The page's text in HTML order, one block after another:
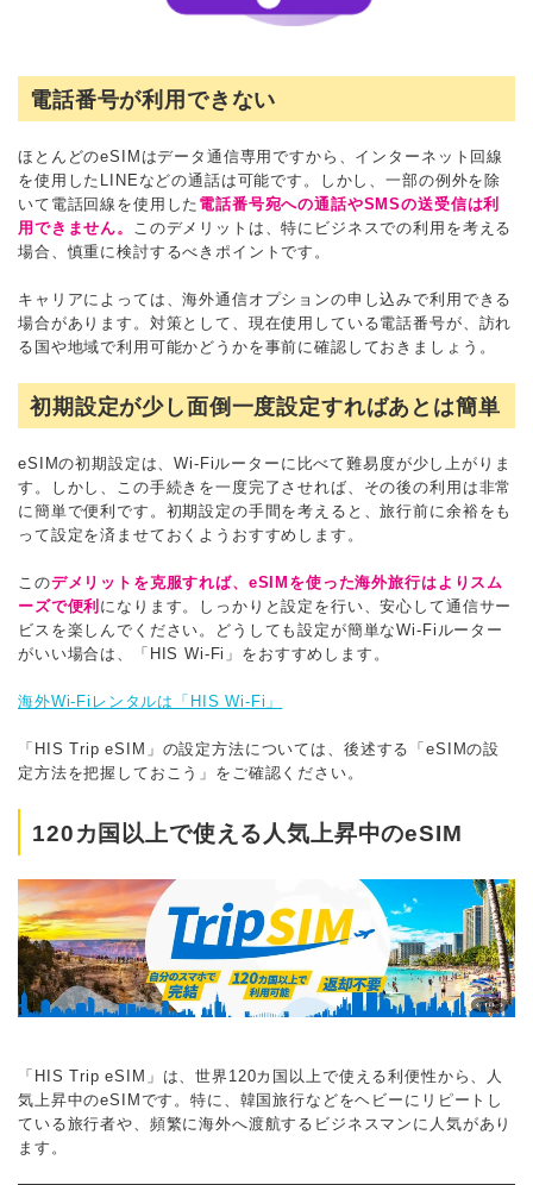
電話番号が利用できない
ほとんどのeSIMはデータ通信専用ですから、インターネット回線
を使用したLINEなどの通話は可能です。しかし、一部の例外を除
いて電話回線を使用した 電話番号宛への通話やSMSの送受信は利
用できません。
このデメリットは、特にビジネスでの利用を考える
場合、慎重に検討するべきポイントです。
キャリアによっては、海外通信オプションの申し込みで利用できる
場合があります。対策として、現在使用している電話番号が、訪れ
る国や地域で利用可能かどうかを事前に確認しておきましょう。
初期設定が少し面倒 一度設定すればあとは簡単
eSIMの初期設定は、Wi-Fiルーターに比べて難易度が少し上がりま
す。しかし、この手続きを一度完了させれば、その後の利用は非常
に簡単で便利です。初期設定の手間を考えると、旅行前に余裕をも
って設定を済ませておくようおすすめします。
このデメリットを克服すれば、eSIMを使った海外旅行はよりスム
ーズで便利 になります。しっかりと設定を行い、安心して通信サー
ビスを楽しんでください。どうしても設定が簡単なWi-Fiルーター
がいい場合は、「HIS Wi-Fi」をおすすめします。
海外Wi-Fiレンタルは「HIS Wi-Fi」
「HIS Trip eSIM」の設定方法については、後述する「eSIMの設
定方法を把握しておこう」をご確認ください。
120カ国以上で使える人気上昇中のeSIM
「HIS Trip eSIM」は、世界120カ国以上で使える利便性から、人
気上昇中のeSIMです。特に、韓国旅行などをヘビーにリピートし
ている旅行者や、頻繁に海外へ渡航するビジネスマンに人気があり
ます。